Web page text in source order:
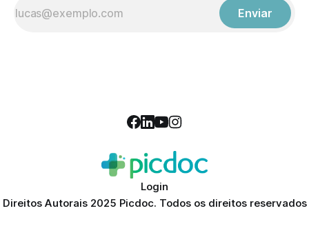
Enviar
Login
Direitos Autorais 2025 Picdoc. Todos os direitos reservados